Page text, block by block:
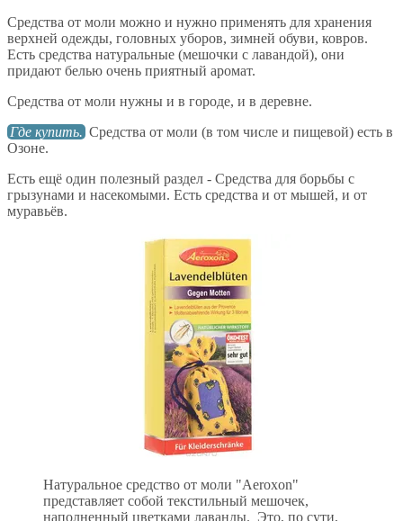
Средства от моли можно и нужно применять для хранения
верхней одежды, головных уборов, зимней обуви, ковров.
Есть средства натуральные (мешочки с лавандой), они
придают белью очень приятный аромат.
Средства от моли нужны и в городе, и в деревне.
Где купить. Средства от моли (в том числе и пищевой) есть в
Озоне.
Есть ещё один полезный раздел - Средства для борьбы с
грызунами и насекомыми. Есть средства и от мышей, и от
муравьёв.
Натуральное средство от моли "Aeroxon"
представляет собой текстильный мешочек,
наполненный цветками лаванды. Это, по сути,